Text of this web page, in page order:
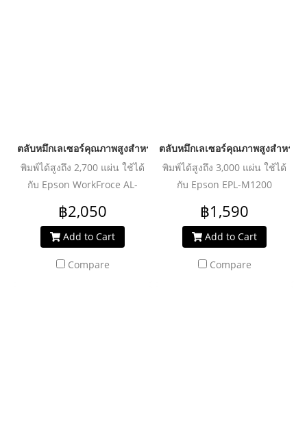
ตลับหมึกเลเซอร์คุณภาพสูงสำหรับ EPSON รุ่น AL-M300DN Black
พิมพ์ได้สูงถึง 2,700 แผ่น ใช้ได้
กับ Epson WorkFroce AL-
฿2,050
Add to Cart
Compare
ตลับหมึกเลเซอร์คุณภาพสูงสำหรับ
พิมพ์ได้สูงถึง 3,000 แผ่น ใช้ได้
กับ Epson EPL-M1200
฿1,590
Add to Cart
Compare